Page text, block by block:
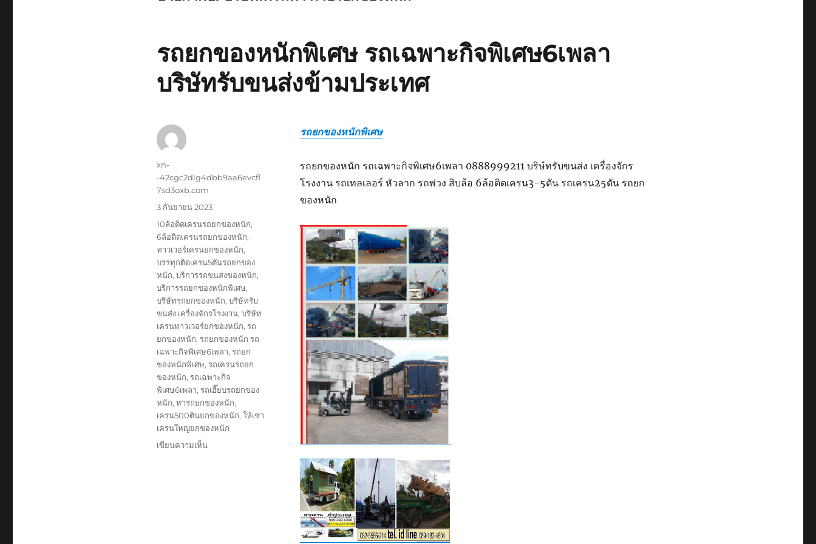
รถยกของหนักพิเศษ รถเฉพาะกิจพิเศษ6เพลา
บริษัทรับขนส่งข้ามประเทศ
รถยกของหนักพิเศษ
รถยกของหนัก รถเฉพาะกิจพิเศษ6เพลา 0888999211 บริษํทรับขนส่ง เครื่องจักร
โรงงาน รถเทลเลอร์ หัวลาก รถพ่วง สิบล้อ 6ล้อติดเครน3-5ตัน รถเครน25ตัน รถยก
ของหนัก
ผู้
เขียน
xn-
-42cgc2dlg4dbb9aa6evcfl
7sd3oxb.com
เขียน
เมื่อ
3 กันยายน 2023
ป้าย
กำกับ
10ล้อติดเครนรถยกของหนัก,
6ล้อติดเครนรถยกของหนัก,
ทาวเวอร์เครนยกของหนัก,
บรรทุกติดเครน5ตันรถยกของ
หนัก, บริการรถขนสงของหนัก,
บริการรถยกของหนักพิเศษ,
บริษัทรถยกของหนัก, บริษัทรับ
ขนส่ง เครื่องจักรโรงงาน, บริษัท
เครนทาวเวอร์ยกของหนัก, รถ
ยกของหนัก, รถยกของหนัก รถ
เฉพาะกิจพิเศษ6เพลา, รถยก
ของหนักพิเศษ, รถเครนรถยก
ของหนัก, รถเฉพาะกิจ
พิเศษ6เพลา, รถเฮี๊ยบรถยกของ
หนัก, หารถยกของหนัก,
เครน500ตันยกของหนัก, ให้เช่า
เครนใหญ่ยกของหนัก
เขียนความเห็นบน